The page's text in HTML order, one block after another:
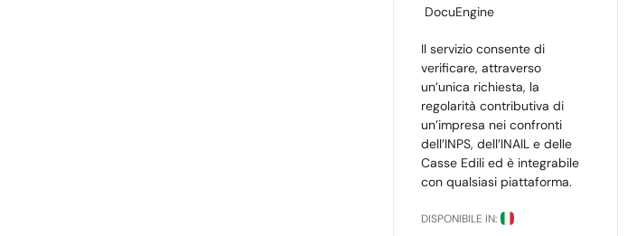
DocuEngine
Il servizio consente di
verificare, attraverso
un’unica richiesta, la
regolarità contributiva di
un’impresa nei confronti
dell’INPS, dell’INAIL e delle
Casse Edili ed è integrabile
con qualsiasi piattaforma.
DISPONIBILE IN: